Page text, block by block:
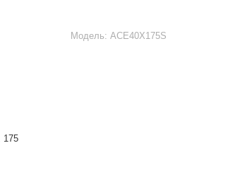
Модель: ACE40X175S
175
is